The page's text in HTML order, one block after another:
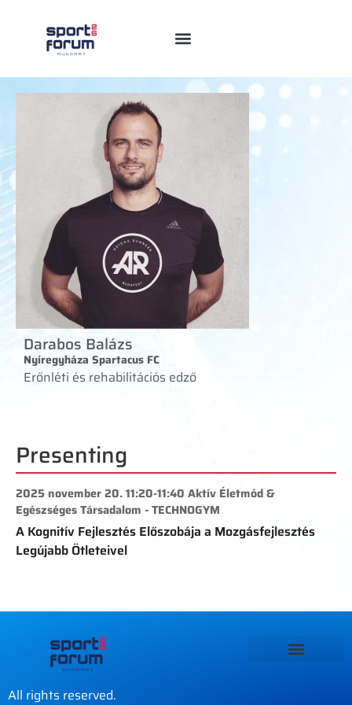
Darabos Balázs
Nyíregyháza Spartacus FC
Erőnléti és rehabilitációs edző
Presenting
2025 november 20. 11:20-11:40 Aktív Életmód &
Egészséges Társadalom - TECHNOGYM
A Kognitív Fejlesztés Előszobája a Mozgásfejlesztés
Legújabb Ötleteivel
All rights reserved.